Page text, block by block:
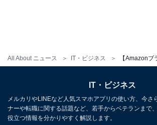
All About ニュース IT・ビジネス
【2467円】コカ・コーラ 綾鷹
IT・ビジネス
メルカリやLINEなど人気スマホアプリの使い方、今さ
ナーや転職に関する話題など、若手からベテランまで
役立つ情報を分かりやすく解説します。